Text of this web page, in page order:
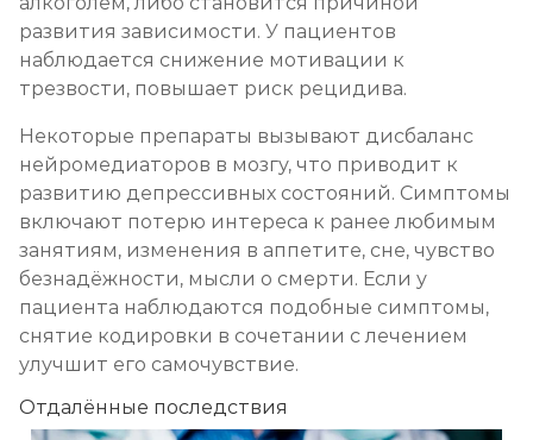
развития зависимости. У пациентов
наблюдается снижение мотивации к
трезвости, повышает риск рецидива.
Некоторые препараты вызывают дисбаланс
нейромедиаторов в мозгу, что приводит к
развитию депрессивных состояний. Симптомы
включают потерю интереса к ранее любимым
занятиям, изменения в аппетите, сне, чувство
безнадёжности, мысли о смерти. Если у
пациента наблюдаются подобные симптомы,
снятие кодировки в сочетании с лечением
улучшит его самочувствие.
Отдалённые последствия